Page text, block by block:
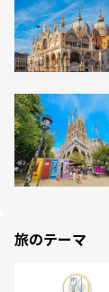
旅のテーマ